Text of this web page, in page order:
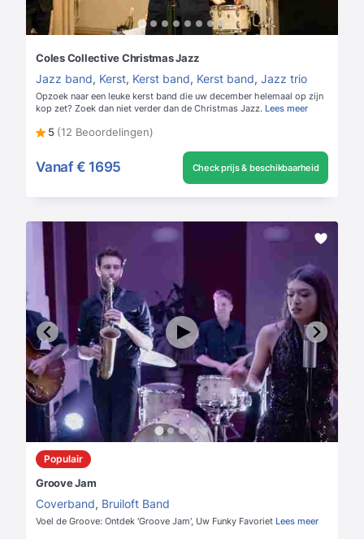
Coles Collective Christmas Jazz
Jazz band, Kerst, Kerst band, Kerst band, Jazz trio
Opzoek naar een leuke kerst band die uw december helemaal op zijn
kop zet? Zoek dan niet verder dan de Christmas Jazz. Lees meer
5 (12 Beoordelingen)
Vanaf € 1695 Check prijs & beschikbaarheid
Populair
Groove Jam
Coverband, Bruiloft Band
Voel de Groove: Ontdek 'Groove Jam', Uw Funky Favoriet Lees meer